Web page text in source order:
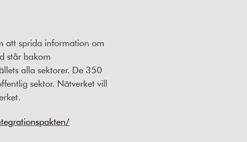
att sprida information om
står bakom
alla sektorer. De 350
sektor. Nätverket vill